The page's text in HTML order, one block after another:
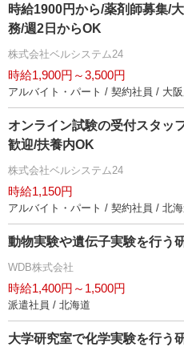
時給1900円から/薬剤師募集/
務/週2日からOK
株式会社ベルシステム24
時給1,900円～3,500円
アルバイト・パート / 契約社員 / 大
オンライン試験の受付スタッ
歓迎/扶養内OK
株式会社ベルシステム24
時給1,150円
アルバイト・パート / 契約社員 / 北
動物実験や遺伝子実験を行う
WDB株式会社
時給1,400円～1,500円
派遣社員 / 北海道
大学研究室で化学実験を行う